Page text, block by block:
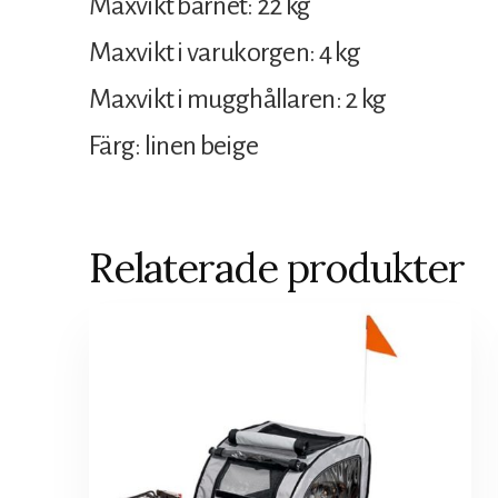
Maxvikt i varukorgen: 4 kg
Maxvikt i mugghållaren: 2 kg
Färg: linen beige
Relaterade produkter